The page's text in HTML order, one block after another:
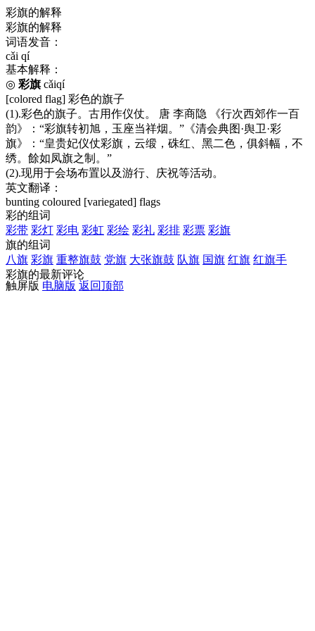
彩旗的解释
彩旗的解释
词语发音：
cǎi qí
基本解释：
◎ 彩旗cǎiqí
[colored flag] 彩色的旗子
(1).彩色的旗子。古用作仪仗。 唐 李商隐 《行次西郊作一百
韵》：“彩旗转初旭，玉座当祥烟。”《清会典图·舆卫·彩
旗》：“皇贵妃仪仗彩旗，云缎，硃红、黑二色，俱斜幅，不
绣。餘如凤旗之制。”
(2).现用于会场布置以及游行、庆祝等活动。
英文翻译：
bunting coloured [variegated] flags
彩的组词
彩带 彩灯 彩电 彩虹 彩绘 彩礼 彩排 彩票 彩旗
旗的组词
八旗 彩旗 重整旗鼓 党旗 大张旗鼓 队旗 国旗 红旗 红旗手
彩旗的最新评论
触屏版 电脑版 返回顶部